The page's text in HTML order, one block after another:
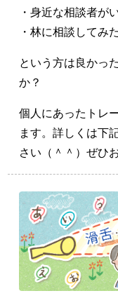
・身近な相談者が
・林に相談してみ
という方は良かっ
か？
個人にあったトレ
ます。詳しくは下
さい（＾＾）ぜひ